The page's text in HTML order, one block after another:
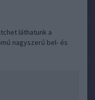
láthatunk a
nagyszerű bel- és